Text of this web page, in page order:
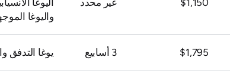
$1,150 غير محدد
اليوغا
واليوغا
$1,795 3 أسابيع يوغا التدفق